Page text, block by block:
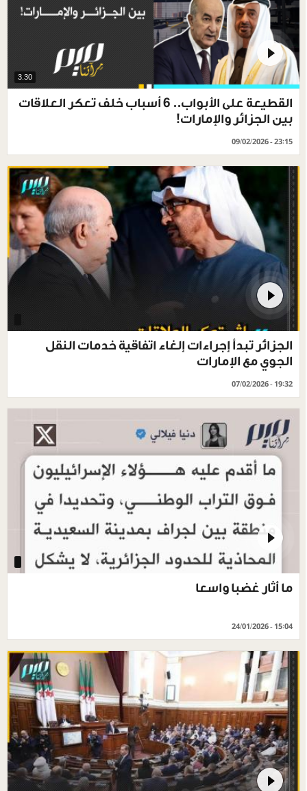
3.30
القطيعة على الأبواب.. 6 أسباب خلف تعكر العلاقات
بين الجزائر والإمارات!
09/02/2026 - 23:15
الجزائر تبدأ إجراءات إلغاء اتفاقية ‌خدمات ‌النقل
الجوي مع الإمارات
07/02/2026 - 19:32
ما أثار غضبا واسعا
24/01/2026 - 15:04